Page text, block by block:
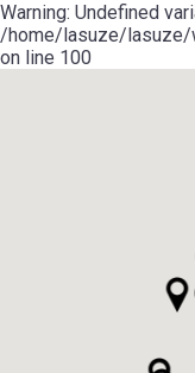
Warning: Undefined
/home/lasuze/lasuze/
on line 100